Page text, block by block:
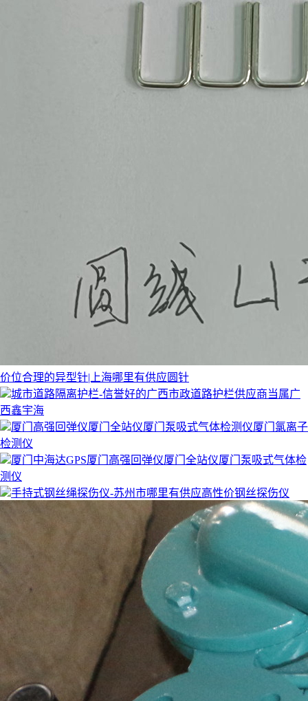
价位合理的异型针|上海哪里有供应圆针
城市道路隔离护栏-信誉好的广西市政道路护栏供应商当属广
西鑫宇海
厦门高强回弹仪厦门全站仪厦门泵吸式气体检测仪厦门氯离子
检测仪
厦门中海达GPS厦门高强回弹仪厦门全站仪厦门泵吸式气体检
测仪
手持式钢丝绳探伤仪-苏州市哪里有供应高性价钢丝探伤仪